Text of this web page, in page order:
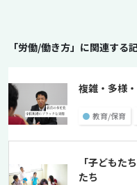
「労働/働き方」に関連する
複雑・多様
● 教育/保育
「子どもた
たち